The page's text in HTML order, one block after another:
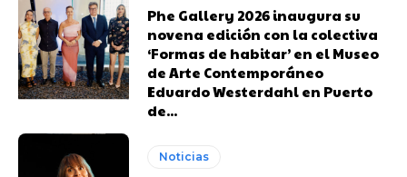
Phe Gallery 2026 inaugura su
novena edición con la colectiva
‘Formas de habitar’ en el Museo
de Arte Contemporáneo
Eduardo Westerdahl en Puerto
de...
Noticias